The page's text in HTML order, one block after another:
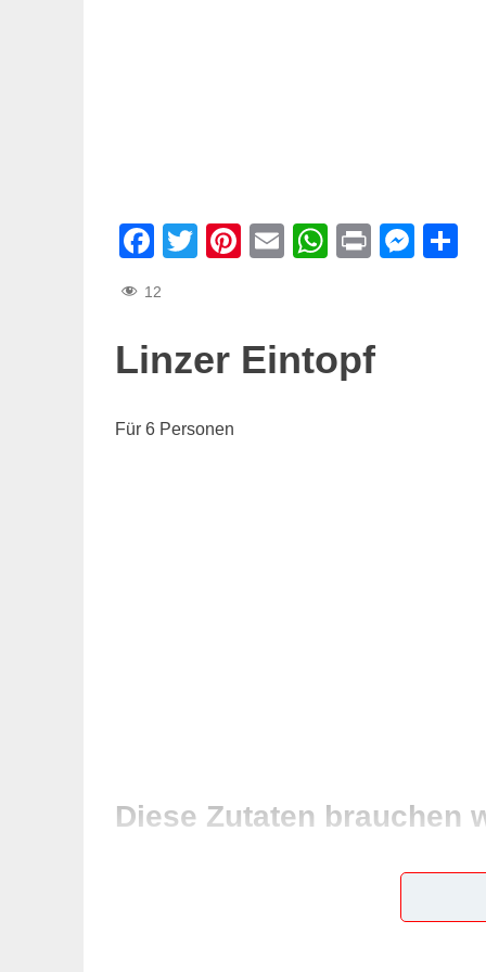
Facebook
Twitter
Pinterest
EmailWhatsApp
Print
12
Linzer Eintopf
Für 6 Personen
Diese Zutaten brauchen
400 g Schweinsleber oder -nierndln